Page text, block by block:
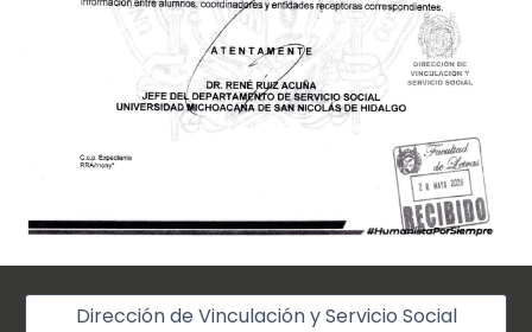
Dirección de Vinculación y Servicio Social